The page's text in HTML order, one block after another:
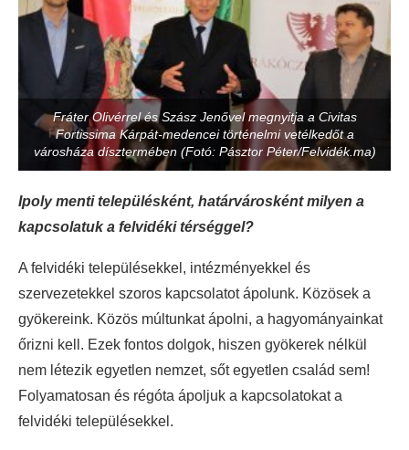
Fráter Olivérrel és Szász Jenővel megnyitja a Civitas
Fortissima Kárpát-medencei történelmi vetélkedőt a
városháza dísztermében (Fotó: Pásztor Péter/Felvidék.ma)
Ipoly menti településként, határvárosként milyen a
kapcsolatuk a felvidéki térséggel?
A felvidéki településekkel, intézményekkel és
szervezetekkel szoros kapcsolatot ápolunk. Közösek a
gyökereink. Közös múltunkat ápolni, a hagyományainkat
őrizni kell. Ezek fontos dolgok, hiszen gyökerek nélkül
nem létezik egyetlen nemzet, sőt egyetlen család sem!
Folyamatosan és régóta ápoljuk a kapcsolatokat a
felvidéki településekkel.